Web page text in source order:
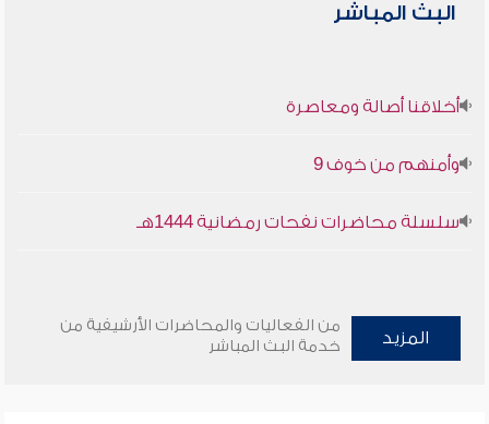
البث المباشر
أخلاقنا أصالة ومعاصرة
وأمنهم من خوف 9
سلسلة محاضرات نفحات رمضانية 1444هـ
المزيد
من الفعاليات والمحاضرات الأرشيفية من
خدمة البث المباشر